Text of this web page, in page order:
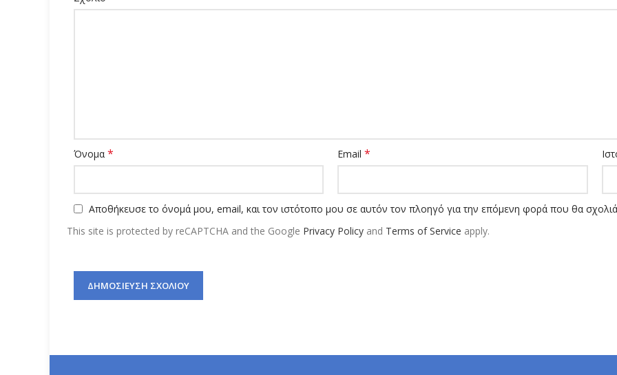
Όνομα * Email*
Αποθήκευσε το όνομά μου, email, και τον ιστότοπο μου σε αυτόν τον πλοηγό για την επόμενη φορά που θα
This site is protected by reCAPTCHA and the Google Privacy Policy and Terms of Service apply.